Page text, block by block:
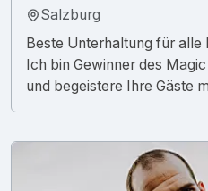
Salzburg
Beste Unterhaltung für alle
Ich bin Gewinner des
und begeistere Ihre Gäste